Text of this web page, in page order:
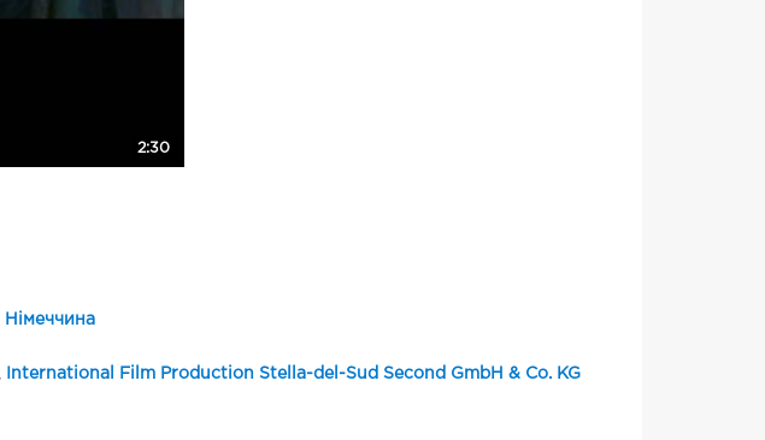
2:30
Німеччина
International Film Production Stella-del-Sud Second GmbH & Co. KG